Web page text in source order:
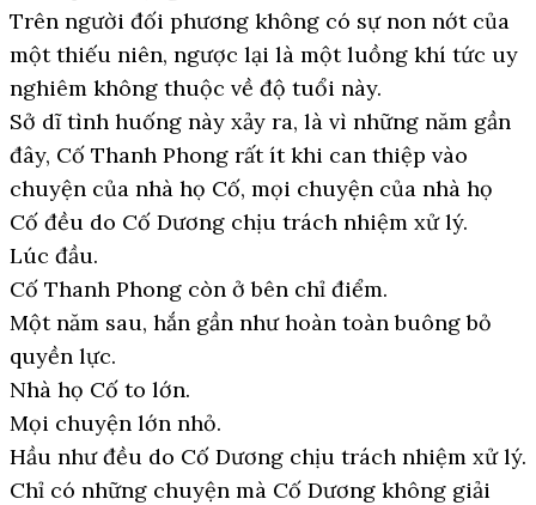
Trên người đối phương không có sự non nớt của
một thiếu niên, ngược lại là một luồng khí tức uy
nghiêm không thuộc về độ tuổi này.
Sở dĩ tình huống này xảy ra, là vì những năm gần
đây, Cố Thanh Phong rất ít khi can thiệp vào
chuyện của nhà họ Cố, mọi chuyện của nhà họ
Cố đều do Cố Dương chịu trách nhiệm xử lý.
Lúc đầu.
Cố Thanh Phong còn ở bên chỉ điểm.
Một năm sau, hắn gần như hoàn toàn buông bỏ
quyền lực.
Nhà họ Cố to lớn.
Mọi chuyện lớn nhỏ.
Hầu như đều do Cố Dương chịu trách nhiệm xử lý.
Chỉ có những chuyện mà Cố Dương không giải